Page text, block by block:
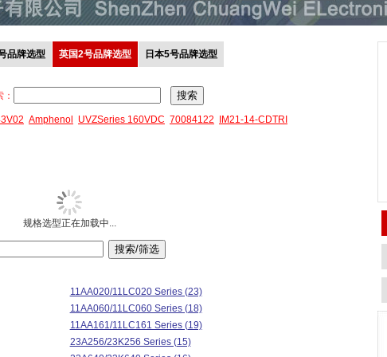
品牌选型 英国2号品牌选型 日本5号品牌选型
Amphenol UVZSeries 160VDC 70084122 IM21-14-CDTRI
规格选型正在加载中...
11AA020/11LC020 Series (23)
11AA060/11LC060 Series (18)
11AA161/11LC161 Series (19)
23A256/23K256 Series (15)